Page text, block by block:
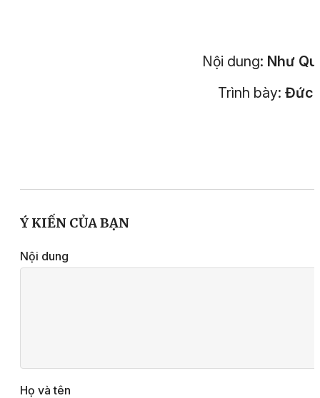
Nội dung: Như
Trình bày: Đức
Ý KIẾN CỦA BẠN
Nội dung
Họ và tên